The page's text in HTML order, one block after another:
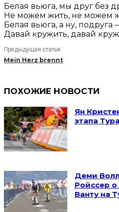
Белая вьюга, мы друг без
Не можем жить, не можем
Белая вьюга, а ну, подруга
Давай кружить, давай
Предыдущая статья
Mein Herz brennt
ПОХОЖИЕ НОВОСТИ
Ян
этапа
Деми
Ройссер
Ванту на